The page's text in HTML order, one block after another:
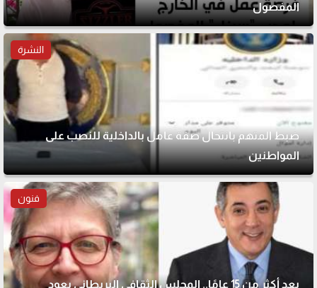
المفصول
النشرة
ضبط المتهم بانتحال صفة عامل بالداخلية للنصب على
المواطنين
فنون
بعد أكثر من 15 عامًا.. المجلس الثقافي البريطاني يعود